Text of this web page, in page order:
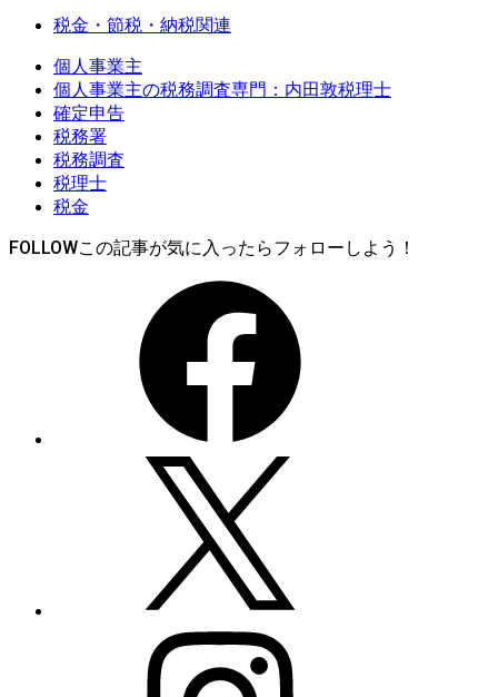
税金・節税・納税関連
個人事業主
個人事業主の税務調査専門：内田敦税理士
確定申告
税務署
税務調査
税理士
税金
FOLLOW